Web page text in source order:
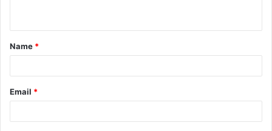
Name *
Email *